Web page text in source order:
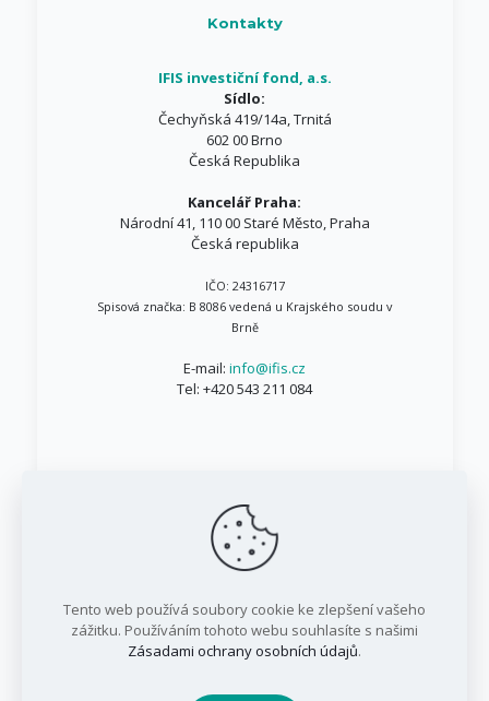
Kontakty
IFIS investiční fond, a.s.
Sídlo:
Čechyňská 419/14a, Trnitá
602 00 Brno
Česká Republika
Kancelář Praha:
Národní 41, 110 00 Staré Město, Praha
Česká republika
IČO: 24316717
Spisová značka: B 8086 vedená u Krajského soudu v
Brně
E-mail: info@ifis.cz
Tel: +420 543 211 084
/ IFIS investiční fond, a.s.
Tento web používá soubory cookie ke zlepšení vašeho
zážitku. Používáním tohoto webu souhlasíte s našimi
Zásadami ochrany osobních údajů.